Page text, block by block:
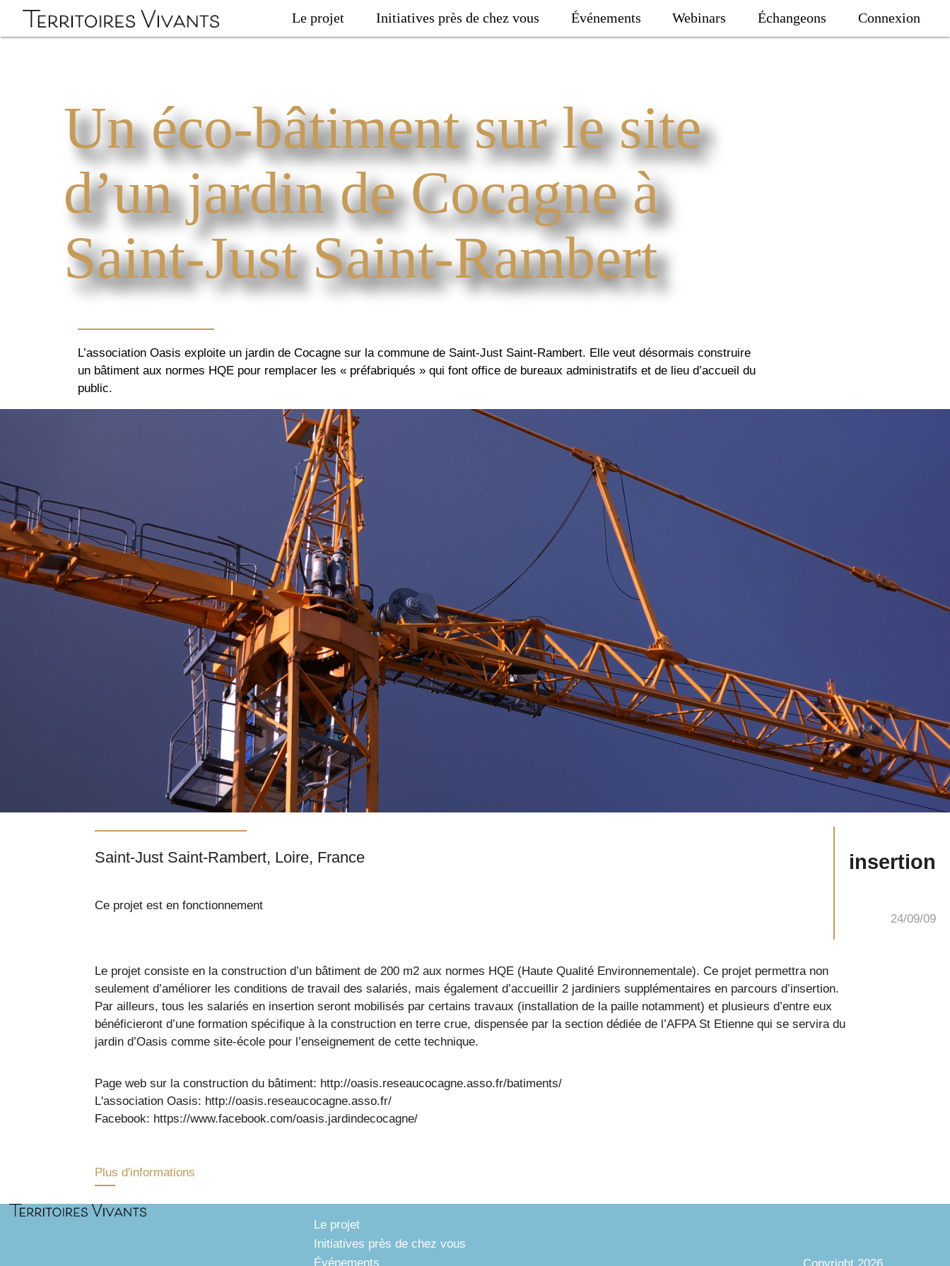
Le projet Initiatives près de chez vous Événements Webinars Échangeons Connexion
Un éco-bâtiment sur le site
d’un jardin de Cocagne à
Saint-Just Saint-Rambert
L’association Oasis exploite un jardin de Cocagne sur la commune de Saint-Just Saint-Rambert. Elle veut désormais construire
un bâtiment aux normes HQE pour remplacer les « préfabriqués » qui font office de bureaux administratifs et de lieu d’accueil du
public.
24/09/09
insertion
Saint-Just Saint-Rambert, Loire, France
Ce projet est en fonctionnement
Le projet consiste en la construction d’un bâtiment de 200 m2 aux normes HQE (Haute Qualité Environnementale). Ce projet permettra non
seulement d’améliorer les conditions de travail des salariés, mais également d’accueillir 2 jardiniers supplémentaires en parcours d’insertion.
Par ailleurs, tous les salariés en insertion seront mobilisés par certains travaux (installation de la paille notamment) et plusieurs d’entre eux
bénéficieront d’une formation spécifique à la construction en terre crue, dispensée par la section dédiée de l’AFPA St Etienne qui se servira du
jardin d’Oasis comme site-école pour l’enseignement de cette technique.
Page web sur la construction du bâtiment: http://oasis.reseaucocagne.asso.fr/batiments/
L'association Oasis: http://oasis.reseaucocagne.asso.fr/
Facebook: https://www.facebook.com/oasis.jardindecocagne/
Plus d'informations
Le projet
Initiatives près de chez vous
Événements